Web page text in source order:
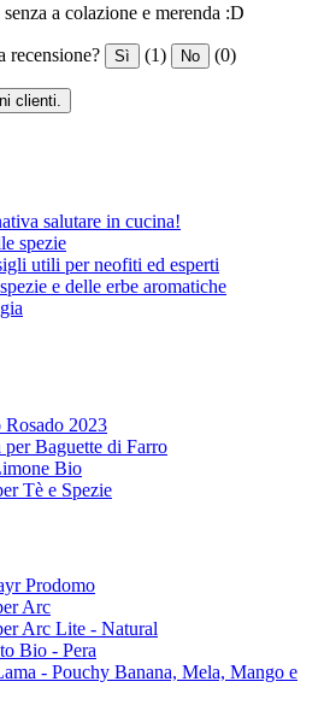
a colazione e merenda :D
recensione? Sì (1) No (0)
clienti.
salutare in cucina!
spezie
utili per neofiti ed esperti
e delle erbe aromatiche
2023
Baguette di Farro
Bio
Tè e Spezie
Prodomo
Arc
Arc Lite - Natural
Bio - Pera
- Pouchy Banana, Mela, Mango e